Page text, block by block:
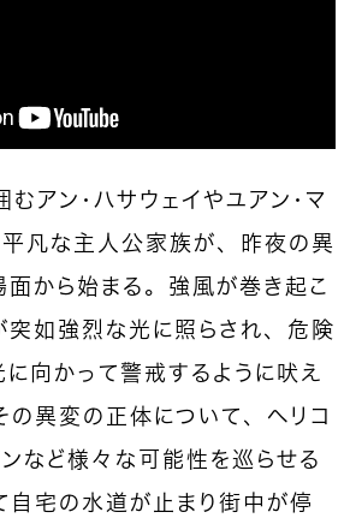
アン・ハサウェイやユアン・マ
平凡な主人公家族が、昨夜の異
面から始まる。強風が巻き起こ
突如強烈な光に照らされ、危険
向かって警戒するように吠え
の異変の正体について、ヘリコ
など様々な可能性を巡らせる
自宅の水道が止まり街中が停